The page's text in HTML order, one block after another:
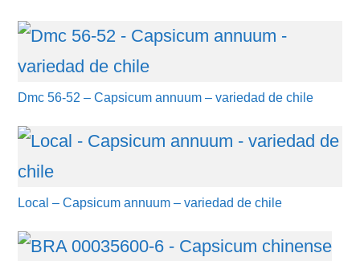
Dmc 56-52 – Capsicum annuum – variedad de chile
Local – Capsicum annuum – variedad de chile